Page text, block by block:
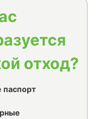
отход?
паспорт